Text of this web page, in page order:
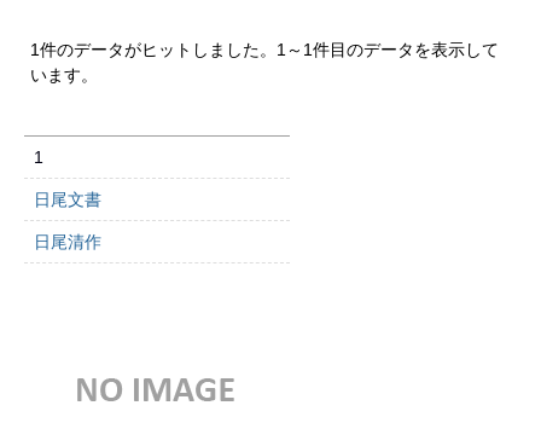
1件のデータがヒットしました。1～1件目のデータを表示して
います。
1
日尾文書
日尾清作